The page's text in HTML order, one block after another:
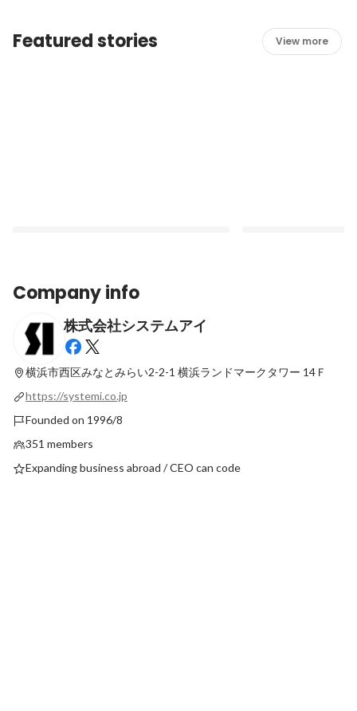
Featured stories View more
システムアイはまだ“成長途中”ー6年で5倍
に成長した組織が目指す未来とAI活用の秘
訣とはー
Pinned
し、日本のIT全体を
Pinned
Company info
株式会社システムアイ
横浜市西区みなとみらい2-2-1 横浜ランドマークタワー 14Ｆ
https://systemi.co.jp
Founded on 1996/8
351 members
Expanding business abroad / CEO can code